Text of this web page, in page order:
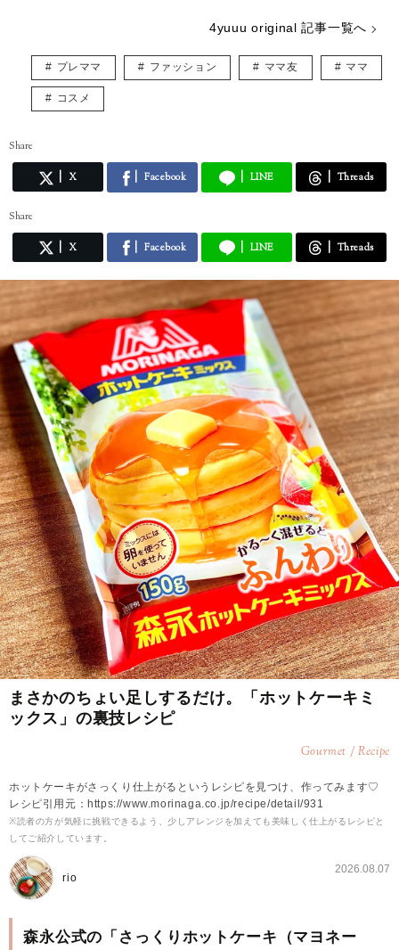
4yuuu original 記事一覧へ
プレママ ファッション ママ友 ママ
コスメ
Share
X Facebook LINE Threads
Share
X Facebook LINE Threads
まさかのちょい足しするだけ。「ホットケーキミ
ックス」の裏技レシピ
Gourmet / Recipe
ホットケーキがさっくり仕上がるというレシピを見つけ、作ってみます♡
レシピ引用元：https://www.morinaga.co.jp/recipe/detail/931
※読者の方が気軽に挑戦できるよう、少しアレンジを加えても美味しく仕上がるレシピと
してご紹介しています。
rio
2026.08.07
森永公式の「さっくりホットケーキ（マヨネー